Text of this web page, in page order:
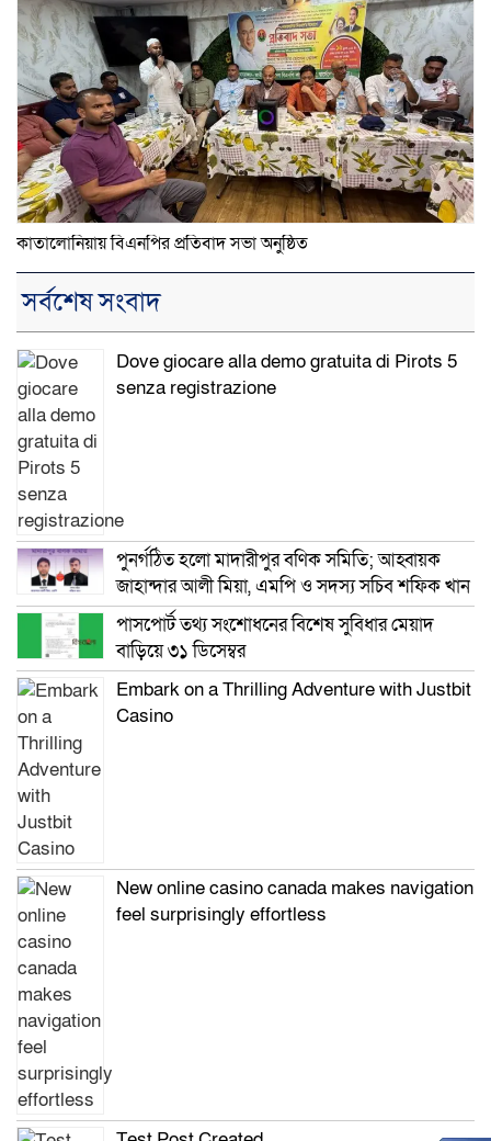
কাতালোনিয়ায় বিএনপির প্রতিবাদ সভা অনুষ্ঠিত
সর্বশেষ সংবাদ
Dove giocare alla demo gratuita di Pirots 5
senza registrazione
পুনর্গঠিত হলো মাদারীপুর বণিক সমিতি; আহ্বায়ক
জাহান্দার আলী মিয়া, এমপি ও সদস্য সচিব শফিক খান
পাসপোর্ট তথ্য সংশোধনের বিশেষ সুবিধার মেয়াদ
বাড়িয়ে ৩১ ডিসেম্বর
Embark on a Thrilling Adventure with Justbit
Casino
New online casino canada makes navigation
feel surprisingly effortless